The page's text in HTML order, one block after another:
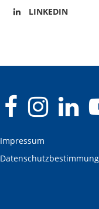
LINKEDIN
Impressum